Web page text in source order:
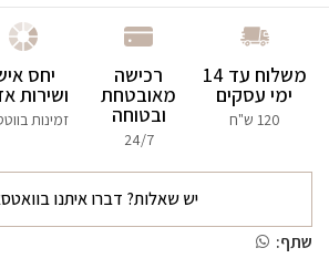
משלוח עד 14
ימי עסקים
120 ש"ח
רכישה
מאובטחת
ובטוחה
24/7
יחס
ושירות
זמינות
יש שאלות? דברו איתנו
שתף: